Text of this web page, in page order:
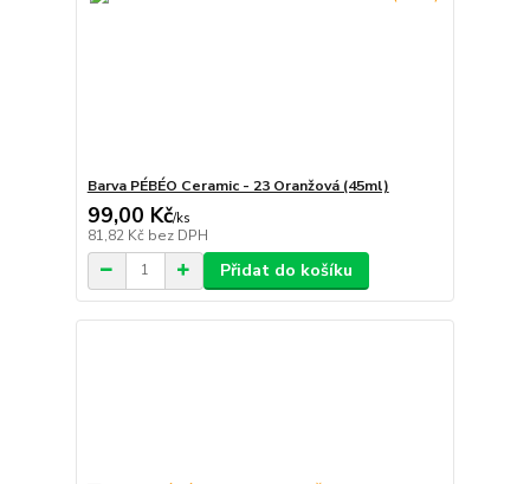
Barva PÉBÉO Ceramic - 23 Oranžová (45ml)
99,00 Kč/ks
81,82 Kč bez DPH
Přidat do košíku